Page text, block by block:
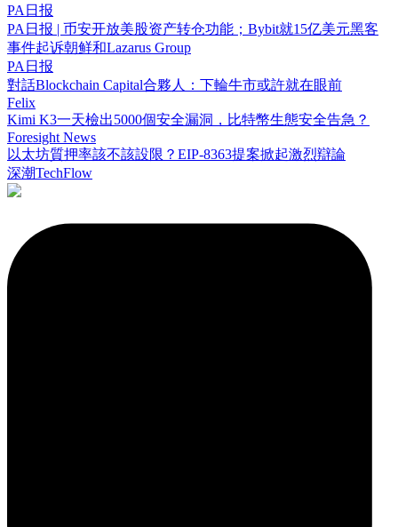
PA日报
PA日报 | 币安开放美股资产转仓功能；Bybit就15亿美元黑客
事件起诉朝鲜和Lazarus Group
PA日报
對話Blockchain Capital合夥人：下輪牛市或許就在眼前
Felix
Kimi K3一天檢出5000個安全漏洞，比特幣生態安全告急？
Foresight News
以太坊質押率該不該設限？EIP-8363提案掀起激烈辯論
深潮TechFlow